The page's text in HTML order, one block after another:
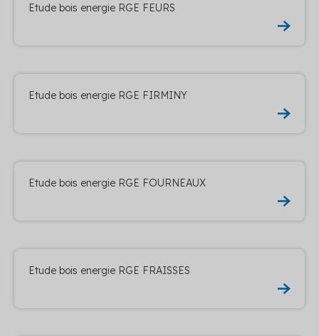
Etude bois energie RGE FEURS
Etude bois energie RGE FIRMINY
Etude bois energie RGE FOURNEAUX
Etude bois energie RGE FRAISSES